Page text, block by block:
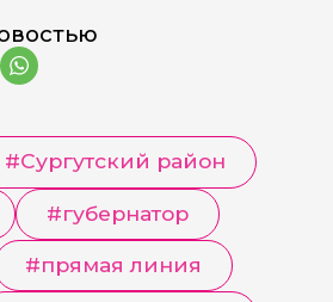
#Сургутский район
#губернатор
#прямая линия